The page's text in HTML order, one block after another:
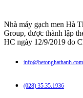
Nhà máy gạch men Hà
Group, được thành lập
HC ngày 12/9/2019 do
(028) 35.35.1936